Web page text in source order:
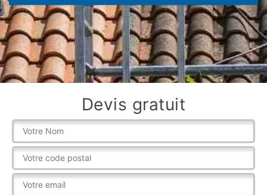
Devis gratuit